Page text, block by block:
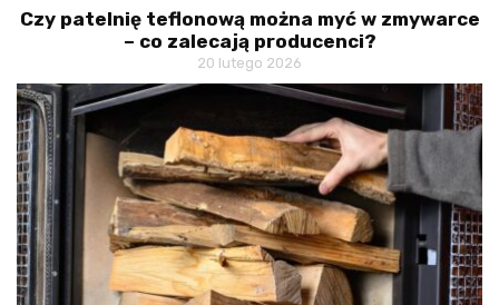
Czy patelnię teflonową można myć w zmywarce
– co zalecają producenci?
20 lutego 2026